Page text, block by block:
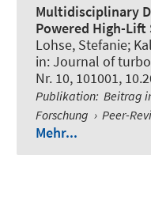
Multidisciplinary
Powered High-Lift
Lohse, Stefanie;
in:Journal of
Nr. 10, 101001,
Publikation: Beitrag
Forschung › Peer-
Mehr...